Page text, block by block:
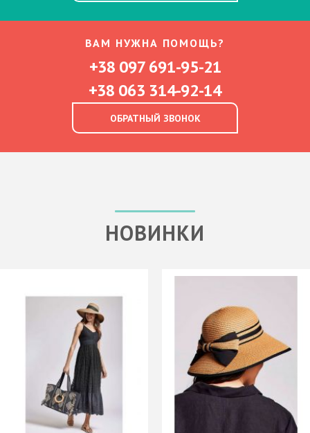
ВАМ НУЖНА ПОМОЩЬ?
+38 097 691-95-21
+38 063 314-92-14
ОБРАТНЫЙ ЗВОНОК
НОВИНКИ